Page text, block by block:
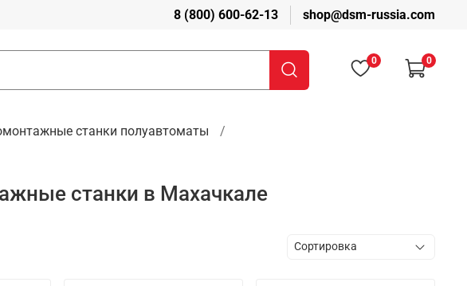
8 (800) 600-62-13 shop@dsm-russia.com
0 0
станки полуавтоматы
станки в Махачкале